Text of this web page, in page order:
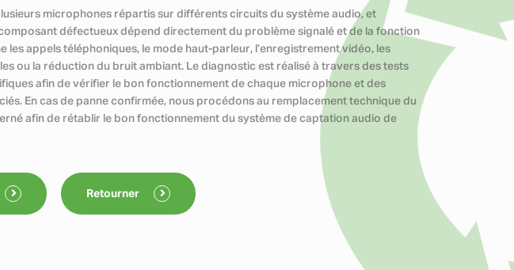
microphones répartis sur différents circuits du système audio, et
défectueux dépend directement du problème signalé et de la fonction
les appels téléphoniques, le mode haut-parleur, l’enregistrement vidéo, les
ou la réduction du bruit ambiant. Le diagnostic est réalisé à travers des tests
afin de vérifier le bon fonctionnement de chaque microphone et des
En cas de panne confirmée, nous procédons au remplacement technique du
afin de rétablir le bon fonctionnement du système de captation audio de
Retourner